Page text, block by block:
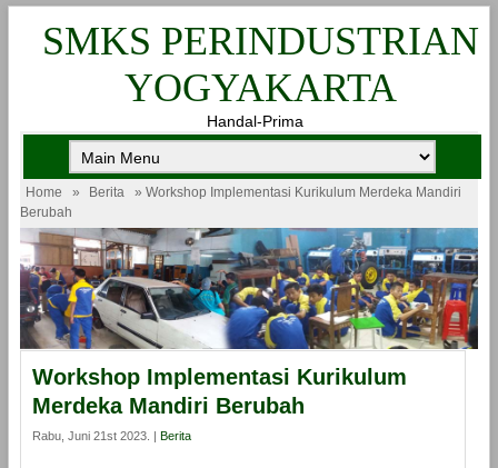
SMKS PERINDUSTRIAN
YOGYAKARTA
Handal-Prima
Home » Berita
» Workshop Implementasi Kurikulum Merdeka Mandiri
Berubah
Workshop Implementasi Kurikulum
Merdeka Mandiri Berubah
Rabu, Juni 21st 2023. | Berita